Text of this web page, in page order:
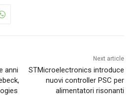
anni
Next article
STMicroelectronics introduce
nuovi controller PSC per
alimentatori risonanti